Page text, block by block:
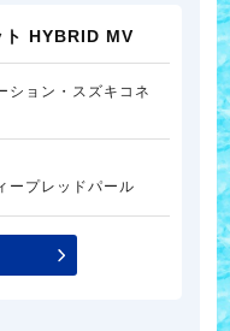
ト HYBRID MV
ション・スズキコネ
ープレッドパール